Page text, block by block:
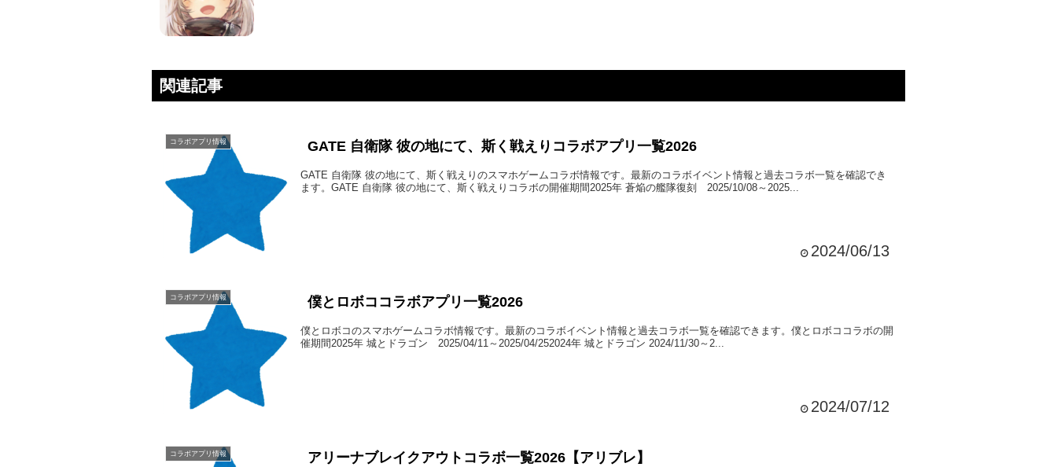
関連記事
コラボアプリ情報 GATE 自衛隊 彼の地にて、斯く戦えりコラボアプリ一覧2026
GATE 自衛隊 彼の地にて、斯く戦えりのスマホゲームコラボ情報です。最新のコラボイベント情報と過去コラボ一覧を確認でき
ます。GATE 自衛隊 彼の地にて、斯く戦えりコラボの開催期間2025年 蒼焔の艦隊復刻 2025/10/08～2025...
2024/06/13
コラボアプリ情報 僕とロボココラボアプリ一覧2026
僕とロボコのスマホゲームコラボ情報です。最新のコラボイベント情報と過去コラボ一覧を確認できます。僕とロボココラボの開
催期間2025年 城とドラゴン 2025/04/11～2025/04/252024年 城とドラゴン 2024/11/30～2...
2024/07/12
コラボアプリ情報 アリーナブレイクアウトコラボ一覧2026【アリブレ】